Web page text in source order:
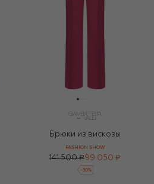
Брюки из вискозы
FASHION SHOW
141 500 ₽99 050 ₽
-30%